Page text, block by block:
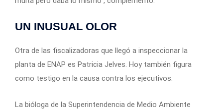
UN INUSUAL OLOR
Otra de las fiscalizadoras que llegó a inspeccionar la
planta de ENAP es Patricia Jelves. Hoy también figura
como testigo en la causa contra los ejecutivos.
La bióloga de la Superintendencia de Medio Ambiente